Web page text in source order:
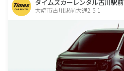
タイムズカーレンタル古川駅前
大崎市古川駅前大通2-5-1